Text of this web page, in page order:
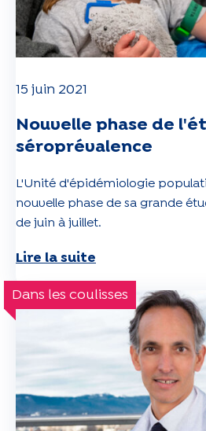
15 juin 2021
Nouvelle phase de
séroprévalence
L'Unité d'épidémiologie
nouvelle phase de sa grande
de juin à juillet.
Lire la suite
Dans les coulisses